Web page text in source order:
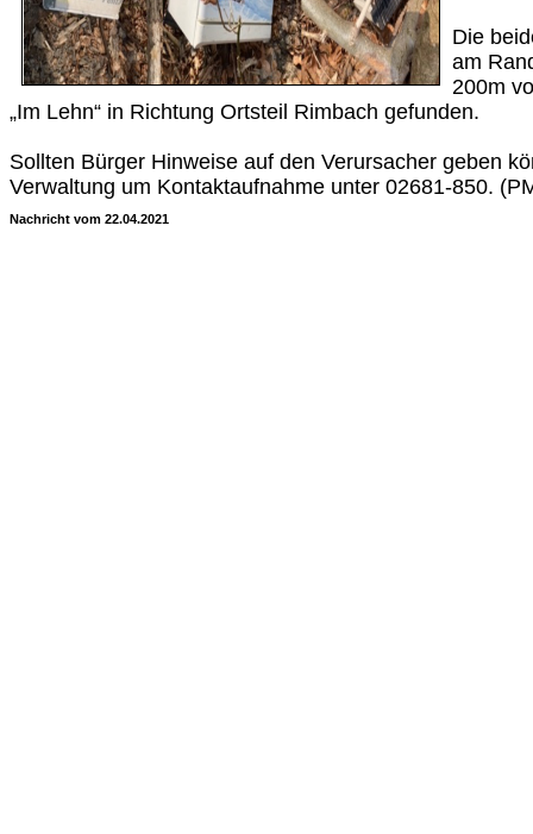
Die
am
200m
„Im Lehn“ in Richtung Ortsteil Rimbach gefunden.
Sollten Bürger Hinweise auf den Verursacher geben
Verwaltung um Kontaktaufnahme unter 02681-850.
Nachricht vom 22.04.2021